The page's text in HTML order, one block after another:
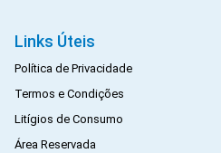
Links Úteis
Política de Privacidade
Termos e Condições
Litígios de Consumo
Área Reservada